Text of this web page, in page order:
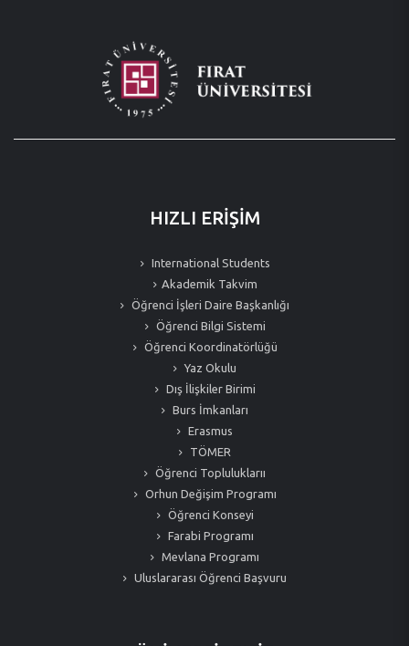
HIZLI ERİŞİM
International Students
Akademik Takvim
Öğrenci İşleri Daire Başkanlığı
Öğrenci Bilgi Sistemi
Öğrenci Koordinatörlüğü
Yaz Okulu
Dış İlişkiler Birimi
Burs İmkanları
Erasmus
TÖMER
Öğrenci Topluluklarıı
Orhun Değişim Programı
Öğrenci Konseyi
Farabi Programı
Mevlana Programı
Uluslararası Öğrenci Başvuru